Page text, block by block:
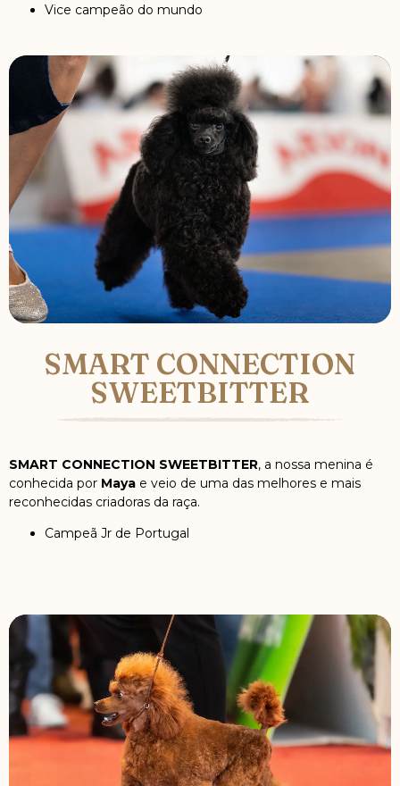
Vice campeão do mundo
SMART CONNECTION
SWEETBITTER
SMART CONNECTION SWEETBITTER, a nossa menina é
conhecida por Maya e veio de uma das melhores e mais
reconhecidas criadoras da raça.
Campeã Jr de Portugal